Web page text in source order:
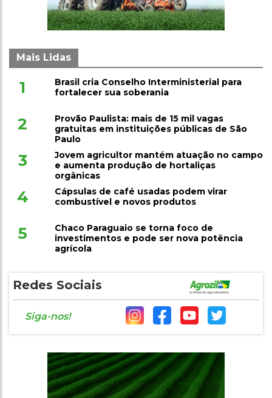
Mais Lidas
1
Brasil cria Conselho Interministerial para
fortalecer sua soberania
2
Provão Paulista: mais de 15 mil vagas
gratuitas em instituições públicas de São
Paulo
3
Jovem agricultor mantém atuação no campo
e aumenta produção de hortaliças
orgânicas
4
Cápsulas de café usadas podem virar
combustível e novos produtos
5
Chaco Paraguaio se torna foco de
investimentos e pode ser nova potência
agrícola
Redes Sociais
Siga-nos!